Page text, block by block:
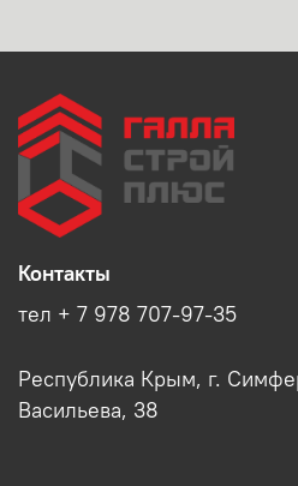
Контакты
тел + 7 978 707-97-35
Республика Крым, г.
Васильева, 38